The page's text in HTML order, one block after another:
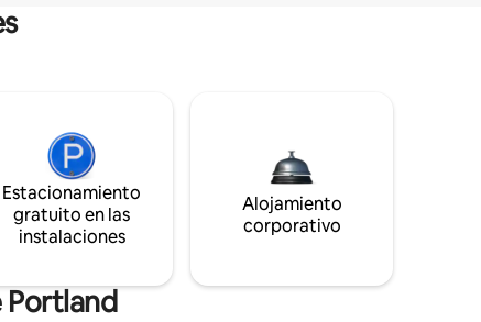
Estacionamiento
gratuito en las
instalaciones
Alojamiento
corporativo
Portland